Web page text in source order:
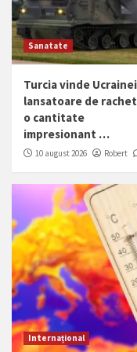
Sanatate
Turcia vinde
lansatoare de
o cantitate
impresionant …
10 august 2026 Robert
Internațional